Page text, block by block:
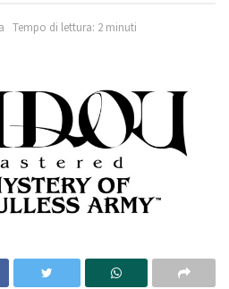
Tempo di lettura: 2 minuti